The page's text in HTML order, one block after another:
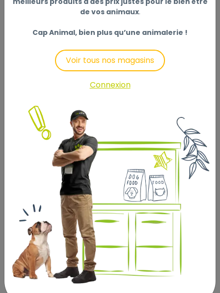
LITIERE BENTONITE
BABYPOWDER 12 KG
14,90 €
de vos animaux.
Cap Animal, bien plus qu’une animalerie !
Voir tous nos magasins
Connexion